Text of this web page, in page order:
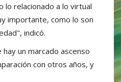
lo relacionado a lo virtual
importante, como lo son
indicó.
un marcado ascenso
con otros años, y